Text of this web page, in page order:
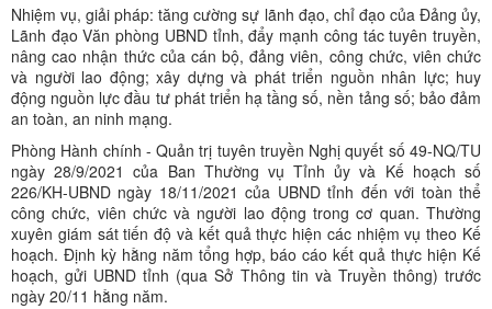
Nhiệm vụ, giải pháp: tăng cường sự lãnh đạo, chỉ đạo của Đảng ủy,
Lãnh đạo Văn phòng UBND tỉnh, đẩy mạnh công tác tuyên truyền,
nâng cao nhận thức của cán bộ, đảng viên, công chức, viên chức
và người lao động; xây dựng và phát triển nguồn nhân lực; huy
động nguồn lực đầu tư phát triển hạ tầng số, nền tảng số; bảo đảm
an toàn, an ninh mạng.
Phòng Hành chính - Quản trị tuyên truyền Nghị quyết số 49-NQ/TU
ngày 28/9/2021 của Ban Thường vụ Tỉnh ủy và Kế hoạch số
226/KH-UBND ngày 18/11/2021 của UBND tỉnh đến với toàn thể
công chức, viên chức và người lao động trong cơ quan. Thường
xuyên giám sát tiến độ và kết quả thực hiện các nhiệm vụ theo Kế
hoạch. Định kỳ hằng năm tổng hợp, báo cáo kết quả thực hiện Kế
hoạch, gửi UBND tỉnh (qua Sở Thông tin và Truyền thông) trước
ngày 20/11 hằng năm.